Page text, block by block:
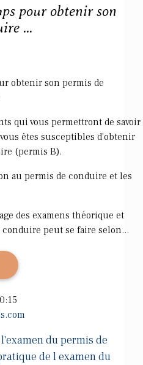
pour obtenir son
...
obtenir son permis de
qui vous permettront de savoir
êtes susceptibles d'obtenir
(permis B).
au permis de conduire et les
des examens théorique et
peut se faire selon...
du permis de
de l examen du